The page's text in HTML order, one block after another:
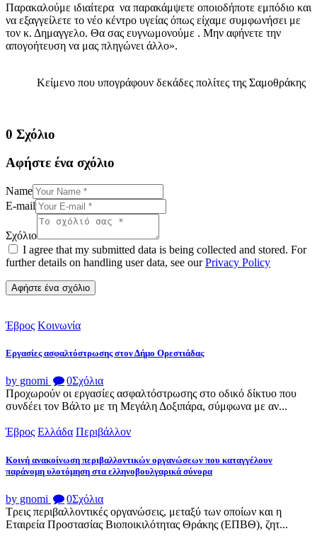
Παρακαλούμε ιδιαίτερα να παρακάμψετε οποιοδήποτε εμπόδιο και
να εξαγγείλετε το νέο κέντρο υγείας όπως είχαμε συμφωνήσει με
τον κ. Δημαγγελο. Θα σας ευγνωμονούμε . Μην αφήνετε την
απογοήτευση να μας πληγώνει άλλο».
Κείμενο που υπογράφουν δεκάδες πολίτες της Σαμοθράκης
0 Σχόλιο
Αφήστε ένα σχόλιο
Name
E-mail
Σχόλιο
I agree that my submitted data is being collected and stored. For
further details on handling user data, see ourPrivacy Policy
Έβρος Κοινωνία
Εργασίες ασφαλτόστρωσης στον Δήμο Ορεστιάδας
by gnomi 0Σχόλια
Προχωρούν οι εργασίες ασφαλτόστρωσης στο οδικό δίκτυο που
συνδέει τον Βάλτο με τη Μεγάλη Δοξιπάρα, σύμφωνα με αν...
Έβρος Ελλάδα Περιβάλλον
Κοινή ανακοίνωση περιβαλλοντικών οργανώσεων που καταγγέλουν
παράνομη υλοτόμηση στα ελληνοβουλγαρικά σύνορα
by gnomi 0Σχόλια
Τρεις περιβαλλοντικές οργανώσεις, μεταξύ των οποίων και η
Εταιρεία Προστασίας Βιοποικιλότητας Θράκης (ΕΠΒΘ), ζητ...